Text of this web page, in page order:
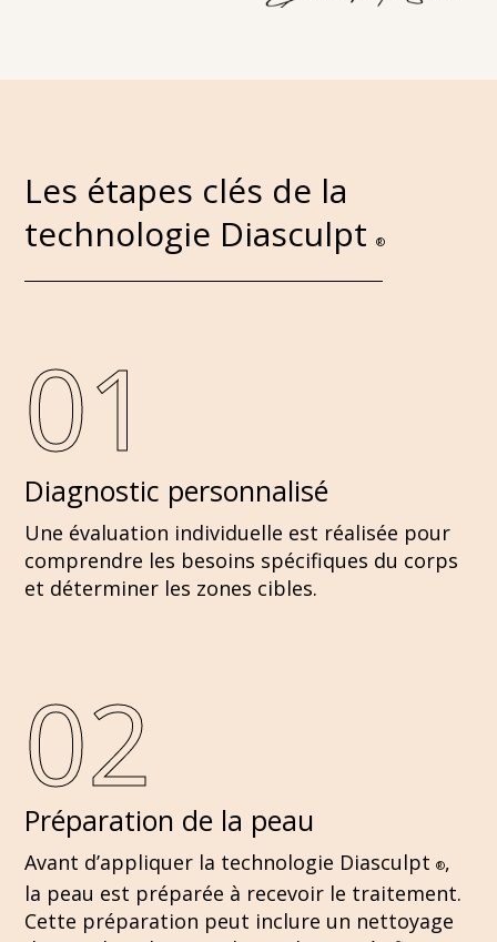
Les étapes clés de la
technologie Diasculpt®
01
Diagnostic personnalisé
Une évaluation individuelle est réalisée pour
comprendre les besoins spécifiques du corps
et déterminer les zones cibles.
02
Préparation de la peau
Avant d’appliquer la technologie Diasculpt®,
la peau est préparée à recevoir le traitement.
Cette préparation peut inclure un nettoyage